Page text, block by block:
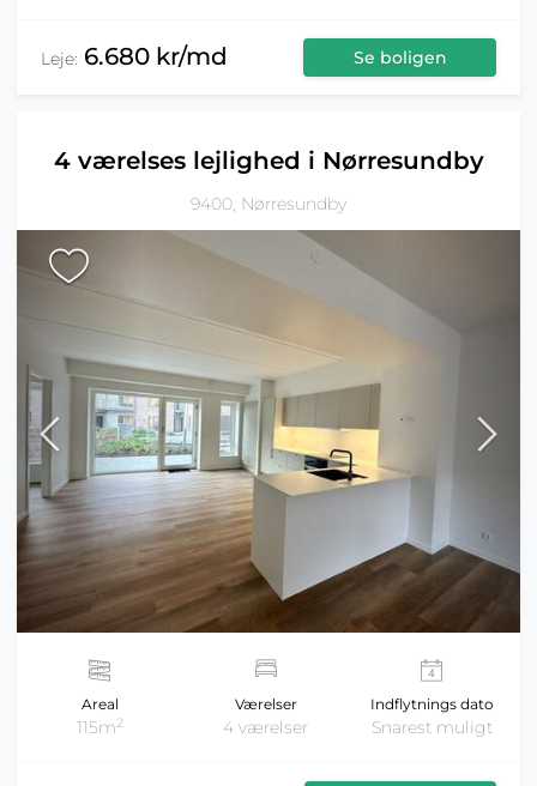
Leje: 6.680 kr/md Se boligen
4 værelses lejlighed i Nørresundby
9400, Nørresundby
Areal
115m2
Værelser
4 værelser
Indflytnings dato
Snarest muligt